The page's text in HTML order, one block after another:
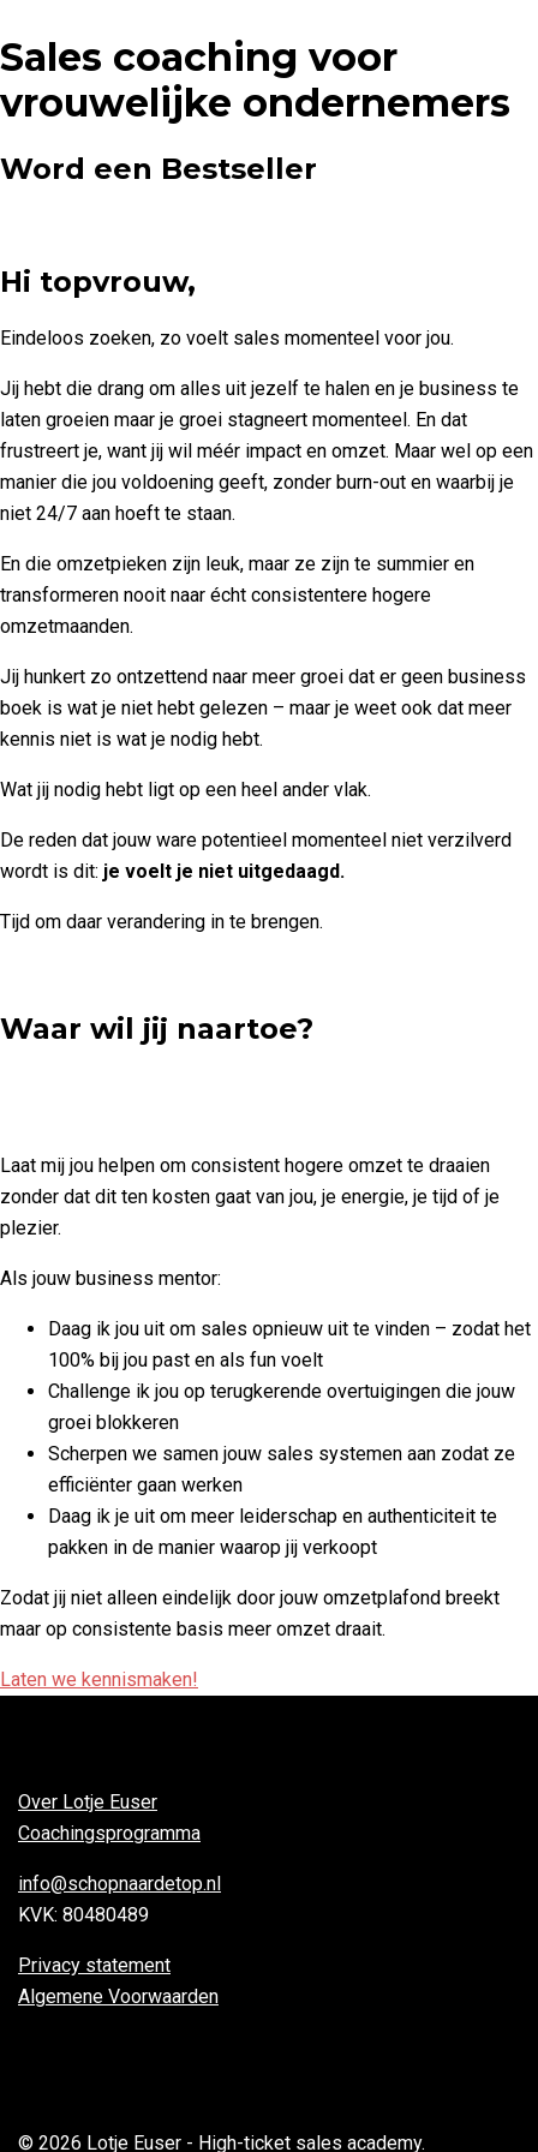
Sales coaching voor
vrouwelijke ondernemers
Word een Bestseller
Hi topvrouw,
Eindeloos zoeken, zo voelt sales momenteel voor jou.
Jij hebt die drang om alles uit jezelf te halen en je business te
laten groeien maar je groei stagneert momenteel. En dat
frustreert je, want jij wil méér impact en omzet. Maar wel op een
manier die jou voldoening geeft, zonder burn-out en waarbij je
niet 24/7 aan hoeft te staan.
En die omzetpieken zijn leuk, maar ze zijn te summier en
transformeren nooit naar écht consistentere hogere
omzetmaanden.
Jij hunkert zo ontzettend naar meer groei dat er geen business
boek is wat je niet hebt gelezen – maar je weet ook dat meer
kennis niet is wat je nodig hebt.
Wat jij nodig hebt ligt op een heel ander vlak.
De reden dat jouw ware potentieel momenteel niet verzilverd
wordt is dit: je voelt je niet uitgedaagd.
Tijd om daar verandering in te brengen.
Waar wil jij naartoe?
Laat mij jou helpen om consistent hogere omzet te draaien
zonder dat dit ten kosten gaat van jou, je energie, je tijd of je
plezier.
Als jouw business mentor:
Daag ik jou uit om sales opnieuw uit te vinden – zodat het
100% bij jou past en als fun voelt
Challenge ik jou op terugkerende overtuigingen die jouw
groei blokkeren
Scherpen we samen jouw sales systemen aan zodat ze
efficiënter gaan werken
Daag ik je uit om meer leiderschap en authenticiteit te
pakken in de manier waarop jij verkoopt
Zodat jij niet alleen eindelijk door jouw omzetplafond breekt
maar op consistente basis meer omzet draait.
Laten we kennismaken!
Over Lotje Euser
Coachingsprogramma
info@schopnaardetop.nl
KVK: 80480489
Privacy statement
Algemene Voorwaarden
© 2026 Lotje Euser - High-ticket sales academy.